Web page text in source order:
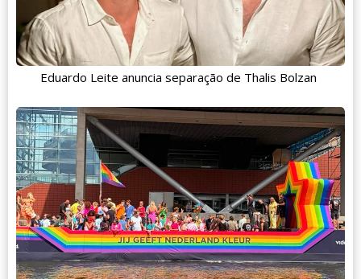
Eduardo Leite anuncia separação de Thalis Bolzan